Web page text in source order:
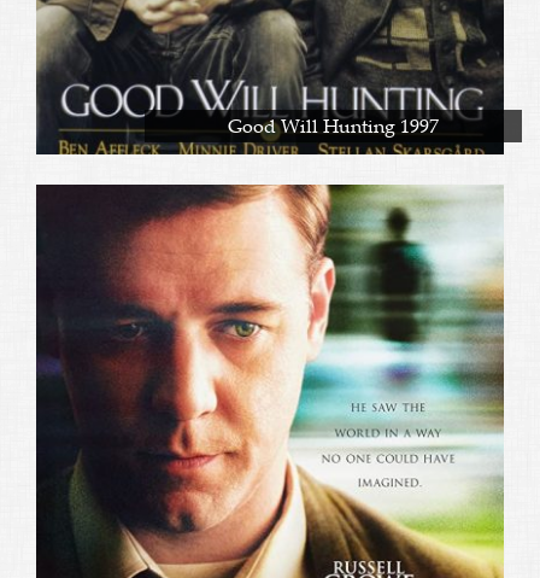
Good Will Hunting 1997